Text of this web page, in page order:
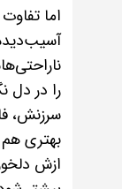
اما
را در دل
سرزنش،
بهتری
ازش